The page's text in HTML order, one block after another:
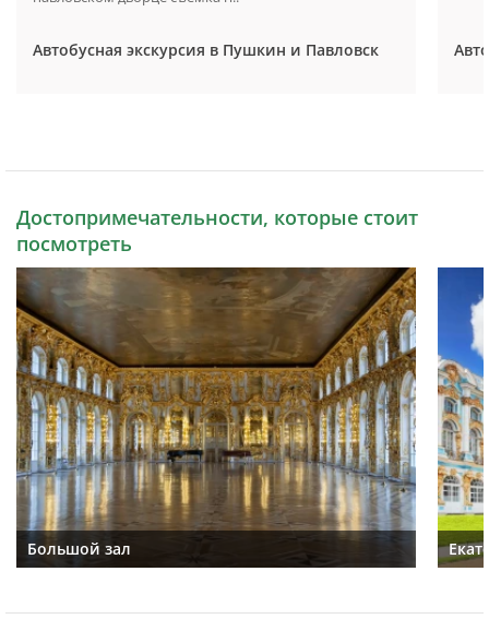
Автобусная экскурсия в Пушкин и Павловск
Достопримечательности, которые стоит
посмотреть
Большой зал